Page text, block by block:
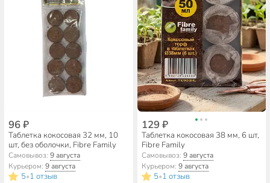
96 ₽
Таблетка кокосовая 32 мм, 10
шт, без оболочки, Fibre Family
Самовывоз:9 августа
Курьером:9 августа
5•1 отзыв
129 ₽
Таблетка кокосовая 38 мм, 6 шт,
Fibre Family
Самовывоз: 9 августа
Курьером: 9 августа
5•1 отзыв